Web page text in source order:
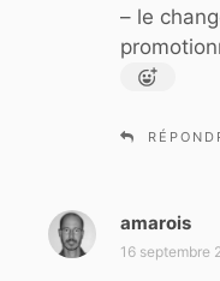
– le
amarois
i
16 septembre